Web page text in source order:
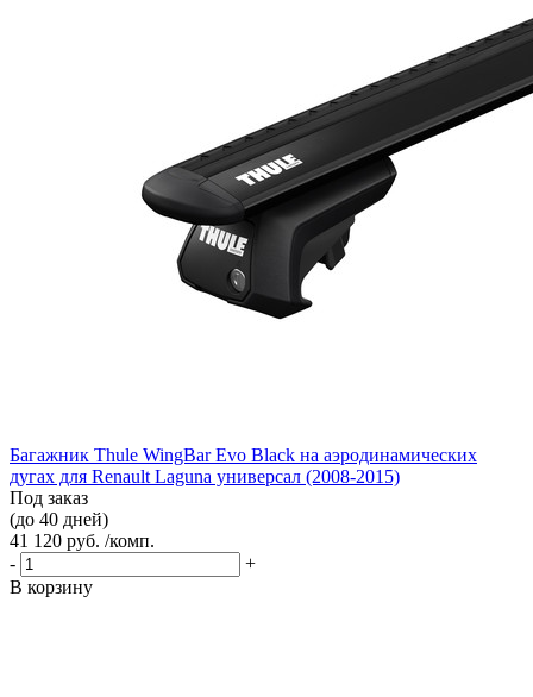
Багажник Thule WingBar Evo Black на аэродинамических
дугах для Renault Laguna универсал (2008-2015)
Под заказ
(до 40 дней)
41 120 руб. /комп.
-
+
В корзину